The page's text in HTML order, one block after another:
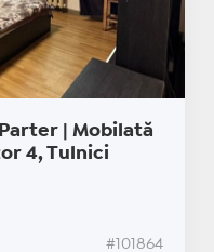
| Mobilată
4, Tulnici
#101864